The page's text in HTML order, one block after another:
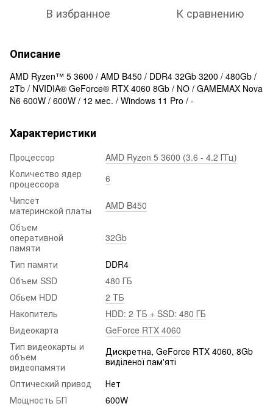
В избранное К сравнению
Описание
AMD Ryzen™ 5 3600 / AMD B450 / DDR4 32Gb 3200 / 480Gb /
2Tb / NVIDIA® GeForce® RTX 4060 8Gb / NO / GAMEMAX Nova
N6 600W / 600W / 12 мес. / Windows 11 Pro / -
Характеристики
Процессор
AMD Ryzen 5 3600 (3.6 - 4.2 ГГц)
Количество ядер
процессора
6
Чипсет
материнской платы
AMD B450
Объем
оперативной
памяти
32Gb
Тип памяти
DDR4
Объем SSD
480 ГБ
Обьем HDD
2 ТБ
Накопитель
HDD: 2 ТБ + SSD: 480 ГБ
Видеокарта
GeForce RTX 4060
Тип видеокарты и
объем
видеопамяти
Дискретна, GeForce RTX 4060, 8Gb
виділеної пам'яті
Оптический привод
Нет
Мощность БП
600W